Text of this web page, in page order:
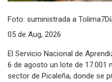
Foto: suministrada a
05 de Aug, 2026
El Servicio Nacional de
6 de agosto un lote de 17.001
sector de Picaleña, donde se